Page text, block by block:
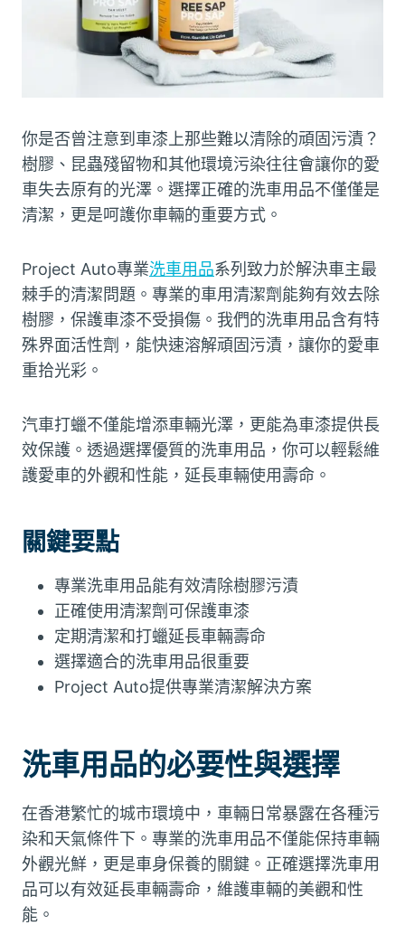
你是否曾注意到車漆上那些難以清除的頑固污漬？
樹膠、昆蟲殘留物和其他環境污染往往會讓你的愛
車失去原有的光澤。選擇正確的洗車用品不僅僅是
清潔，更是呵護你車輛的重要方式。
Project Auto專業洗車用品系列致力於解決車主最
棘手的清潔問題。專業的車用清潔劑能夠有效去除
樹膠，保護車漆不受損傷。我們的洗車用品含有特
殊界面活性劑，能快速溶解頑固污漬，讓你的愛車
重拾光彩。
汽車打蠟不僅能增添車輛光澤，更能為車漆提供長
效保護。透過選擇優質的洗車用品，你可以輕鬆維
護愛車的外觀和性能，延長車輛使用壽命。
關鍵要點
專業洗車用品能有效清除樹膠污漬
正確使用清潔劑可保護車漆
定期清潔和打蠟延長車輛壽命
選擇適合的洗車用品很重要
Project Auto提供專業清潔解決方案
洗車用品的必要性與選擇
在香港繁忙的城市環境中，車輛日常暴露在各種污
染和天氣條件下。專業的洗車用品不僅能保持車輛
外觀光鮮，更是車身保養的關鍵。正確選擇洗車用
品可以有效延長車輛壽命，維護車輛的美觀和性
能。